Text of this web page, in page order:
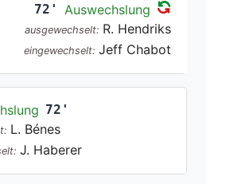
72' Auswechslung
ausgewechselt: R. Hendriks
eingewechselt: Jeff Chabot
72'
L. Bénes
J. Haberer